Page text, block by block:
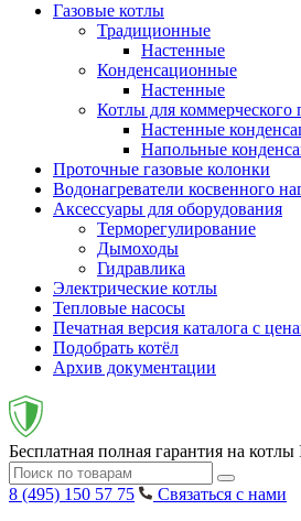
Газовые котлы
Традиционные
Настенные
Конденсационные
Настенные
Котлы для коммерческого
Настенные
Напольные
Проточные газовые колонки
Водонагреватели косвенного
Аксессуары для оборудования
Терморегулирование
Дымоходы
Гидравлика
Электрические котлы
Тепловые насосы
Печатная версия каталога с
Подобрать котёл
Архив документации
Бесплатная полная гарантия на котлы
8 (495) 150 57 75
Связаться с нами